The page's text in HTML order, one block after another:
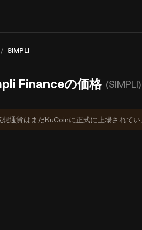
/ SIMPLI
Financeの価格 (SIMPLI)
通貨はまだKuCoinに正式に上場されてい